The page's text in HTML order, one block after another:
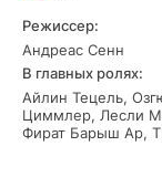
Режиссер:
Андреас Сенн
В главных ролях:
Айлин Тецель,
Циммлер, Лесли
Фират Барыш Ар,